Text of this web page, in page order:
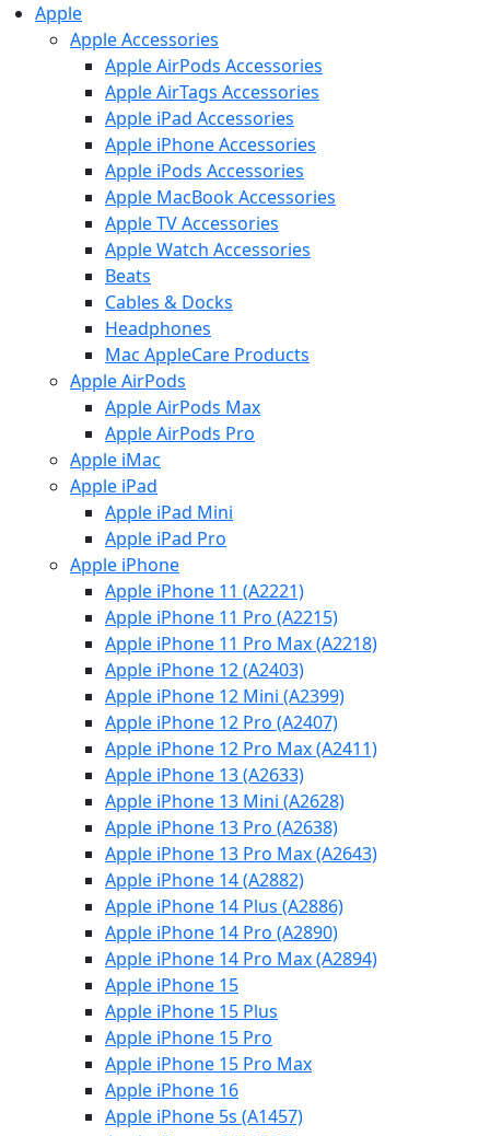
Apple
Apple Accessories
Apple AirPods Accessories
Apple AirTags Accessories
Apple iPad Accessories
Apple iPhone Accessories
Apple iPods Accessories
Apple MacBook Accessories
Apple TV Accessories
Apple Watch Accessories
Beats
Cables & Docks
Headphones
Mac AppleCare Products
Apple AirPods
Apple AirPods Max
Apple AirPods Pro
Apple iMac
Apple iPad
Apple iPad Mini
Apple iPad Pro
Apple iPhone
Apple iPhone 11 (A2221)
Apple iPhone 11 Pro (A2215)
Apple iPhone 11 Pro Max (A2218)
Apple iPhone 12 (A2403)
Apple iPhone 12 Mini (A2399)
Apple iPhone 12 Pro (A2407)
Apple iPhone 12 Pro Max (A2411)
Apple iPhone 13 (A2633)
Apple iPhone 13 Mini (A2628)
Apple iPhone 13 Pro (A2638)
Apple iPhone 13 Pro Max (A2643)
Apple iPhone 14 (A2882)
Apple iPhone 14 Plus (A2886)
Apple iPhone 14 Pro (A2890)
Apple iPhone 14 Pro Max (A2894)
Apple iPhone 15
Apple iPhone 15 Plus
Apple iPhone 15 Pro
Apple iPhone 15 Pro Max
Apple iPhone 16
Apple iPhone 5s (A1457)